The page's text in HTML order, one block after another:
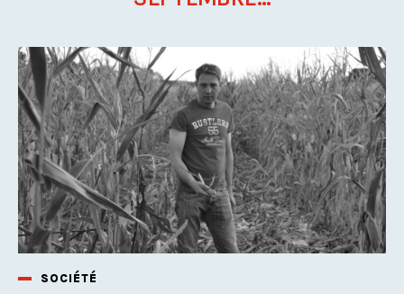
SOCIÉTÉ